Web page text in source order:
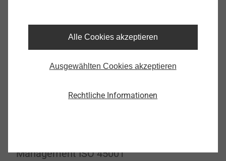
Zertifikate UM14001
Management ISO 45001
Alle Cookies akzeptieren
Ausgewählten Cookies akzeptieren
Rechtliche Informationen